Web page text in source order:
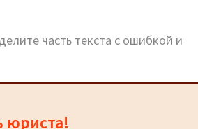
часть текста с ошибкой и
юриста!